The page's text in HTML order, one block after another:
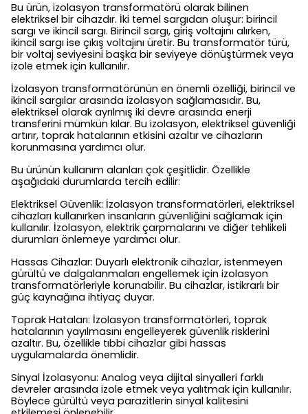
Bu ürün, izolasyon transformatörü olarak bilinen
elektriksel bir cihazdır. İki temel sargıdan oluşur: birincil
sargı ve ikincil sargı. Birincil sargı, giriş voltajını alırken,
ikincil sargı ise çıkış voltajını üretir. Bu transformatör türü,
bir voltaj seviyesini başka bir seviyeye dönüştürmek veya
izole etmek için kullanılır.
İzolasyon transformatörünün en önemli özelliği, birincil ve
ikincil sargılar arasında izolasyon sağlamasıdır. Bu,
elektriksel olarak ayrılmış iki devre arasında enerji
transferini mümkün kılar. Bu izolasyon, elektriksel güvenliği
artırır, toprak hatalarının etkisini azaltır ve cihazların
korunmasına yardımcı olur.
Bu ürünün kullanım alanları çok çeşitlidir. Özellikle
aşağıdaki durumlarda tercih edilir:
Elektriksel Güvenlik: İzolasyon transformatörleri, elektriksel
cihazları kullanırken insanların güvenliğini sağlamak için
kullanılır. İzolasyon, elektrik çarpmalarını ve diğer tehlikeli
durumları önlemeye yardımcı olur.
Hassas Cihazlar: Duyarlı elektronik cihazlar, istenmeyen
gürültü ve dalgalanmaları engellemek için izolasyon
transformatörleriyle korunabilir. Bu cihazlar, istikrarlı bir
güç kaynağına ihtiyaç duyar.
Toprak Hataları: İzolasyon transformatörleri, toprak
hatalarının yayılmasını engelleyerek güvenlik risklerini
azaltır. Bu, özellikle tıbbi cihazlar gibi hassas
uygulamalarda önemlidir.
Sinyal İzolasyonu: Analog veya dijital sinyalleri farklı
devreler arasında izole etmek veya yalıtmak için kullanılır.
Böylece gürültü veya parazitlerin sinyal kalitesini